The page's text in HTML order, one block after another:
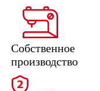
Собственное
производство